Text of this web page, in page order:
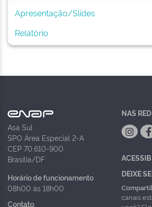
Apresentação/Slides
Relatório
Asa Sul
SPO Área Especial 2-A
CEP 70.610-900
Brasília/DF
Horário de funcionamento
08h00 às 18h00
Contato
NAS
DEIXE
canais